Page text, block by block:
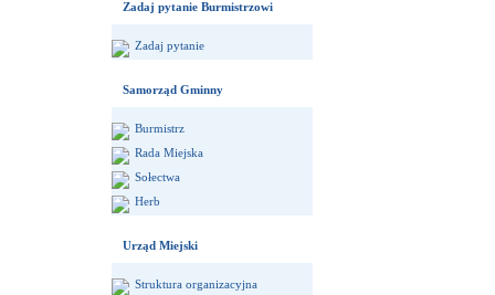
Zadaj pytanie Burmistrzowi
Zadaj pytanie
Samorząd Gminny
Burmistrz
Rada Miejska
Sołectwa
Herb
Urząd Miejski
Struktura organizacyjna